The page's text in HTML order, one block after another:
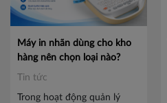
Máy in nhãn dùng cho kho
hàng nên chọn loại nào?
Tin tức
Trong hoạt động quản lý